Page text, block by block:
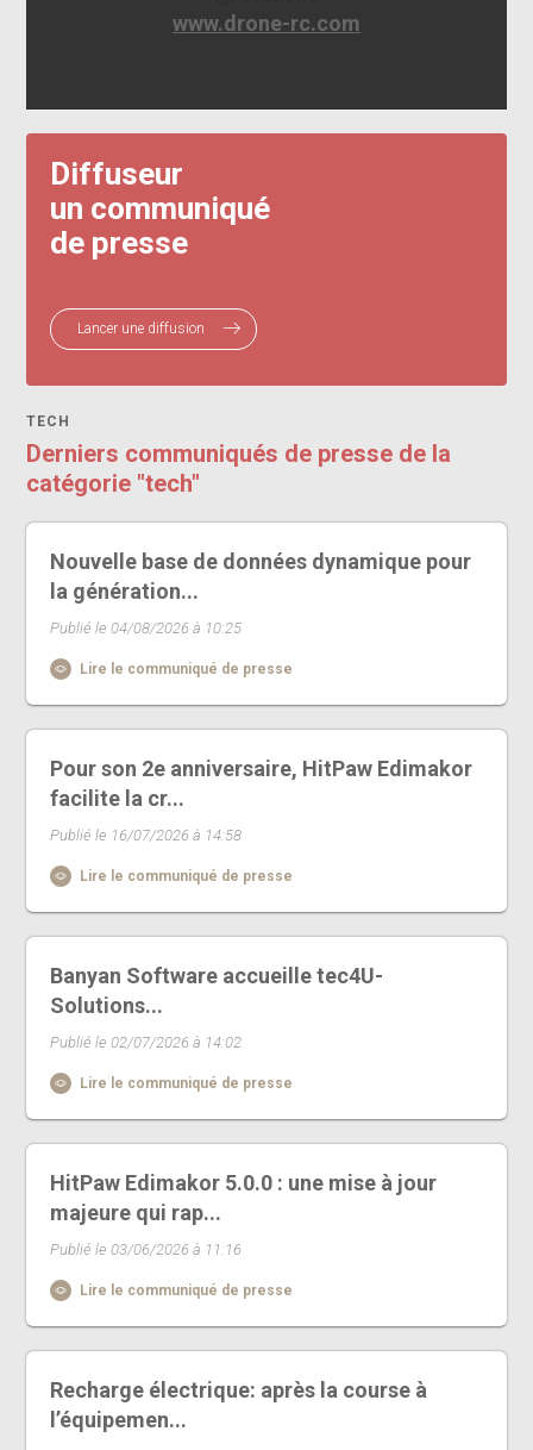
www.drone-rc.com
Diffuseur
un communiqué
de presse
Lancer une diffusion
TECH
Derniers communiqués de presse de la
catégorie "tech"
Nouvelle base de données dynamique pour
la génération...
Publié le 04/08/2026 à 10:25
Lire le communiqué de presse
Pour son 2e anniversaire, HitPaw Edimakor
facilite la cr...
Publié le 16/07/2026 à 14:58
Lire le communiqué de presse
Banyan Software accueille tec4U-
Solutions...
Publié le 02/07/2026 à 14:02
Lire le communiqué de presse
HitPaw Edimakor 5.0.0 : une mise à jour
majeure qui rap...
Publié le 03/06/2026 à 11:16
Lire le communiqué de presse
Recharge électrique: après la course à
l’équipemen...